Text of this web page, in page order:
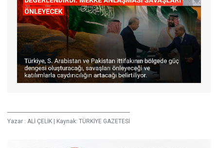
Yazar : ALİ ÇELİK | Kaynak: TÜRKİYE GAZETESİ